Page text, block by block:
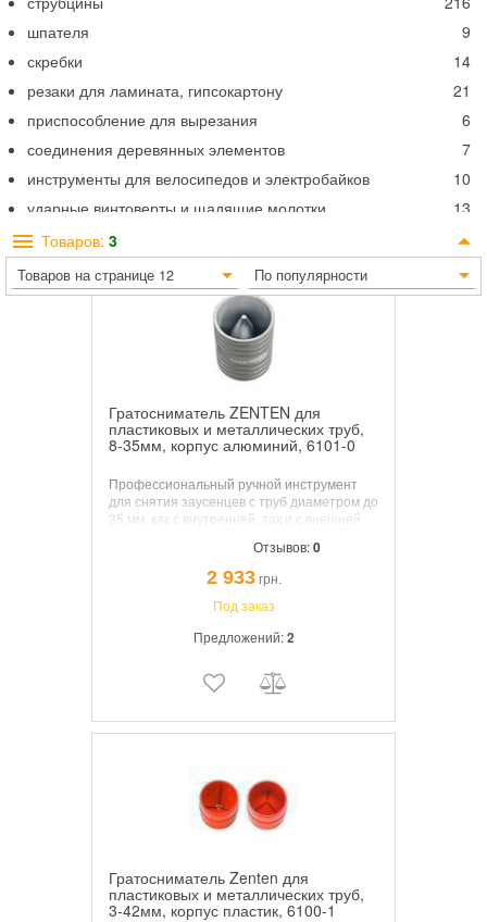
9
шпателя
14
скребки
21
резаки для ламината, гипсокартону
6
приспособление для вырезания
7
соединения деревянных элементов
10
инструменты для велосипедов и электробайков
13
ударные винтоверты и щадящие молотки
85
молотки,топоры, колуны
7
потолочная опора
Товаров: 3
Товаров на странице 12 По популярности
Гратосниматель ZENTEN для
пластиковых и металлических труб,
8-35мм, корпус алюминий, 6101-0
Профессиональный ручной инструмент
для снятия заусенцев с труб диаметром до
35 мм, как с внутренней, так и с внешней
для других стальных труб, труб из меди,
латуни, алюминия и пластика 8-35мм
картонной коробке. Корпус из алюминия.
Лезвия изготовлены из специальной
Отзывов:0
2 933грн.
Под заказ
Предложений:2
Гратосниматель Zenten для
пластиковых и металлических труб,
3-42мм, корпус пластик, 6100-1